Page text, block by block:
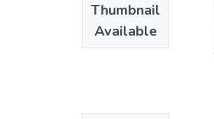
Thumbnail
Available